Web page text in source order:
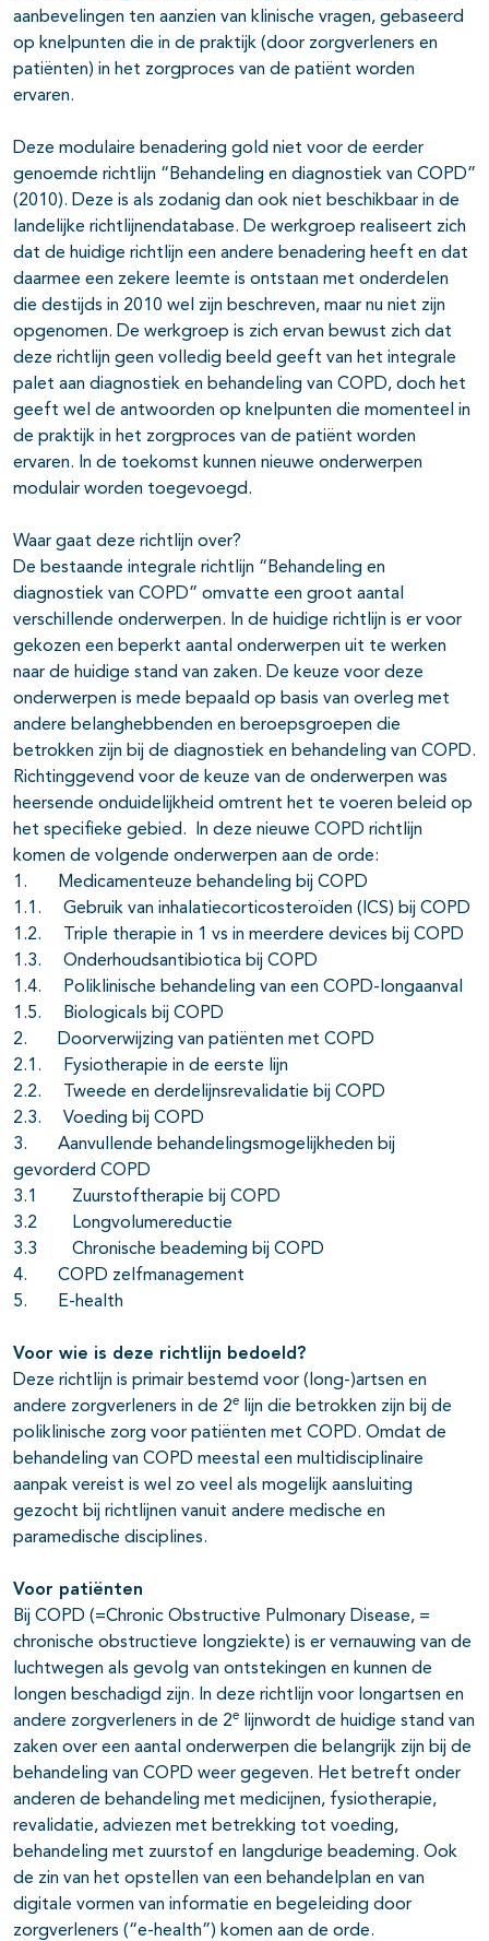
aanbevelingen ten aanzien van klinische vragen, gebaseerd
op knelpunten die in de praktijk (door zorgverleners en
patiënten) in het zorgproces van de patiënt worden
ervaren.
Deze modulaire benadering gold niet voor de eerder
genoemde richtlijn “Behandeling en diagnostiek van COPD”
(2010). Deze is als zodanig dan ook niet beschikbaar in de
landelijke richtlijnendatabase. De werkgroep realiseert zich
dat de huidige richtlijn een andere benadering heeft en dat
daarmee een zekere leemte is ontstaan met onderdelen
die destijds in 2010 wel zijn beschreven, maar nu niet zijn
opgenomen. De werkgroep is zich ervan bewust zich dat
deze richtlijn geen volledig beeld geeft van het integrale
palet aan diagnostiek en behandeling van COPD, doch het
geeft wel de antwoorden op knelpunten die momenteel in
de praktijk in het zorgproces van de patiënt worden
ervaren. In de toekomst kunnen nieuwe onderwerpen
modulair worden toegevoegd.
Waar gaat deze richtlijn over?
De bestaande integrale richtlijn “Behandeling en
diagnostiek van COPD” omvatte een groot aantal
verschillende onderwerpen. In de huidige richtlijn is er voor
gekozen een beperkt aantal onderwerpen uit te werken
naar de huidige stand van zaken. De keuze voor deze
onderwerpen is mede bepaald op basis van overleg met
andere belanghebbenden en beroepsgroepen die
betrokken zijn bij de diagnostiek en behandeling van COPD.
Richtinggevend voor de keuze van de onderwerpen was
heersende onduidelijkheid omtrent het te voeren beleid op
het specifieke gebied. In deze nieuwe COPD richtlijn
komen de volgende onderwerpen aan de orde:
1. Medicamenteuze behandeling bij COPD
1.1. Gebruik van inhalatiecorticosteroïden (ICS) bij COPD
1.2. Triple therapie in 1 vs in meerdere devices bij COPD
1.3. Onderhoudsantibiotica bij COPD
1.4. Poliklinische behandeling van een COPD-longaanval
1.5. Biologicals bij COPD
2. Doorverwijzing van patiënten met COPD
2.1. Fysiotherapie in de eerste lijn
2.2. Tweede en derdelijnsrevalidatie bij COPD
2.3. Voeding bij COPD
3. Aanvullende behandelingsmogelijkheden bij
gevorderd COPD
3.1 Zuurstoftherapie bij COPD
3.2 Longvolumereductie
3.3 Chronische beademing bij COPD
4. COPD zelfmanagement
5. E-health
Voor wie is deze richtlijn bedoeld?
Deze richtlijn is primair bestemd voor (long-)artsen en
andere zorgverleners in de 2e
lijn die betrokken zijn bij de
poliklinische zorg voor patiënten met COPD. Omdat de
behandeling van COPD meestal een multidisciplinaire
aanpak vereist is wel zo veel als mogelijk aansluiting
gezocht bij richtlijnen vanuit andere medische en
paramedische disciplines.
Voor patiënten
Bij COPD (=Chronic Obstructive Pulmonary Disease, =
chronische obstructieve longziekte) is er vernauwing van de
luchtwegen als gevolg van ontstekingen en kunnen de
longen beschadigd zijn. In deze richtlijn voor longartsen en
andere zorgverleners in de 2e
lijnwordt de huidige stand van
zaken over een aantal onderwerpen die belangrijk zijn bij de
behandeling van COPD weer gegeven. Het betreft onder
anderen de behandeling met medicijnen, fysiotherapie,
revalidatie, adviezen met betrekking tot voeding,
behandeling met zuurstof en langdurige beademing. Ook
de zin van het opstellen van een behandelplan en van
digitale vormen van informatie en begeleiding door
zorgverleners (“e-health”) komen aan de orde.